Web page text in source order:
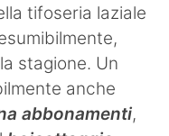
tifoseria laziale
stagione. Un
anche
abbonamenti,